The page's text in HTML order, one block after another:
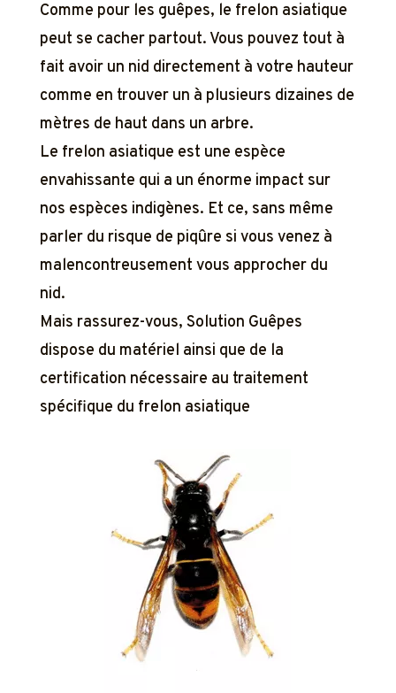
Comme pour les guêpes, le frelon asiatique
peut se cacher partout. Vous pouvez tout à
fait avoir un nid directement à votre hauteur
comme en trouver un à plusieurs dizaines de
mètres de haut dans un arbre.
Le frelon asiatique est une espèce
envahissante qui a un énorme impact sur
nos espèces indigènes. Et ce, sans même
parler du risque de piqûre si vous venez à
malencontreusement vous approcher du
nid.
Mais rassurez-vous, Solution Guêpes
dispose du matériel ainsi que de la
certification nécessaire au traitement
spécifique du frelon asiatique